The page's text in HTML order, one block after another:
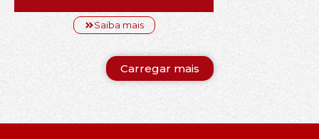
Saiba mais
Carregar mais